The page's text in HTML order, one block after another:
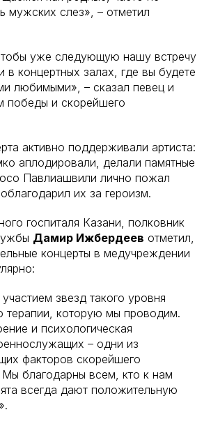
мужских слез», – отметил
уже следующую нашу встречу
в концертных залах, где вы будете
любимыми», – сказал певец и
победы и скорейшего
активно поддерживали артиста:
аплодировали, делали памятные
Павлиашвили лично пожал
их за героизм.
госпиталя Казани, полковник
Дамир Ижбердеев отметил,
концерты в медучреждении
звезд такого уровня
терапии, которую мы проводим.
и психологическая
– одни из
факторов скорейшего
благодарны всем, кто к нам
всегда дают положительную